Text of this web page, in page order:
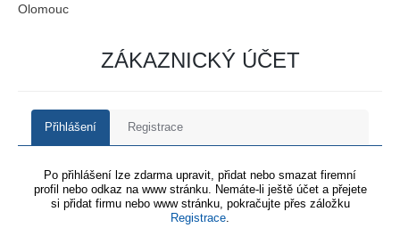
Olomouc
ZÁKAZNICKÝ ÚČET
Přihlášení Registrace
Po přihlášení lze zdarma upravit, přidat nebo smazat firemní
profil nebo odkaz na www stránku. Nemáte-li ještě účet a přejete
si přidat firmu nebo www stránku, pokračujte přes záložku
Registrace.